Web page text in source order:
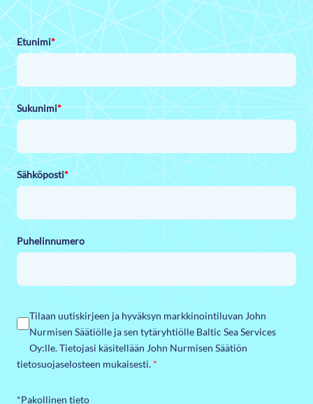
Etunimi*
Sukunimi*
Sähköposti*
Puhelinnumero
Tilaan uutiskirjeen ja hyväksyn markkinointiluvan John
Nurmisen Säätiölle ja sen tytäryhtiölle Baltic Sea Services
Oy:lle. Tietojasi käsitellään John Nurmisen Säätiön
tietosuojaselosteen mukaisesti. *
*Pakollinen tieto